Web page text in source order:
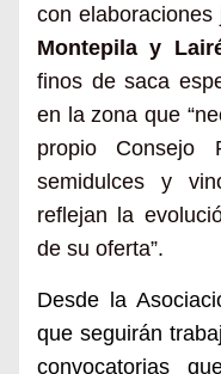
con
Montepila y
finos de saca
en la zona que
propio Consejo
semidulces y
reflejan la
de su oferta”.
Desde la
que seguirán
convocatorias